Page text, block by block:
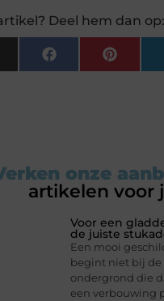
Deel hem dan op:
Facebook
onze
artikelen voor
Voor een
de juiste
Een mooi
begint niet bij de
ondergrond die
een verbouwing